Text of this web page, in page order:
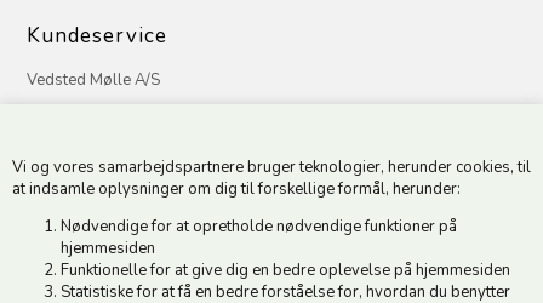
Vi og vores samarbejdspartnere bruger teknologier, herunder cookies, til
at indsamle oplysninger om dig til forskellige formål, herunder:
Nødvendige for at opretholde nødvendige funktioner på
hjemmesiden
Funktionelle for at give dig en bedre oplevelse på hjemmesiden
Statistiske for at få en bedre forståelse for, hvordan du benytter
Kundeservice
Vedsted Mølle A/S
CVR 49879415 Mailvedstedmoelle@post.tele.dk
Åbningstider: Man-Fre 9.00-17.00 | Middagslukket 12.00-12.30 |
Lørdag 9.00-12.00